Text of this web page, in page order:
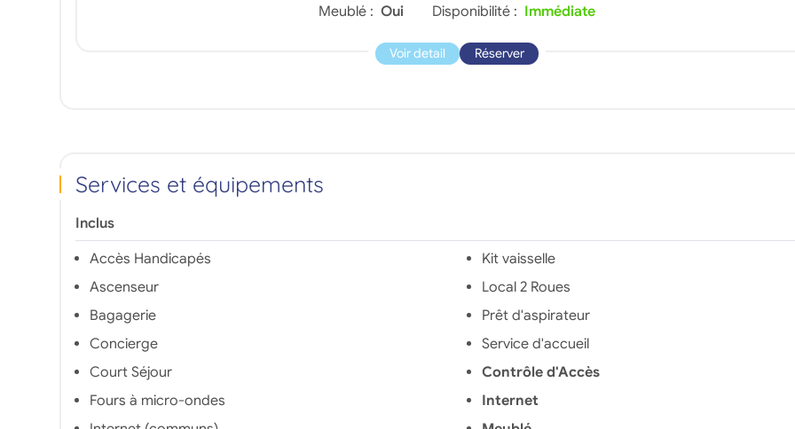
Meublé : Oui Disponibilité : Immédiate
Voir detail Réserver
Services et équipements
Inclus
Accès Handicapés
Ascenseur
Bagagerie
Concierge
Court Séjour
Fours à micro-ondes
Kit vaisselle
Local 2 Roues
Prêt d'aspirateur
Service d'accueil
Contrôle d'Accès
Internet